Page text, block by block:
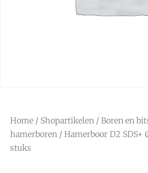
Home / Shopartikelen / Boren en
hamerboren / Hamerboor D2 SDS+
stuks